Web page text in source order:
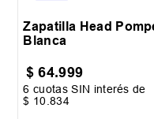
Zapatilla Head
Blanca
$ 64.999
6 cuotas SIN interés de
$ 10 .834